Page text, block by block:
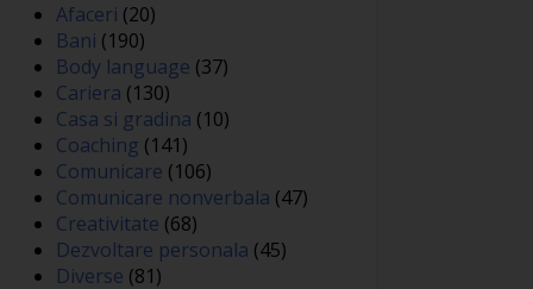
Afaceri (20)
Bani (190)
Body language (37)
Cariera (130)
Casa si gradina (10)
Coaching (141)
Comunicare (106)
Comunicare nonverbala (47)
Creativitate (68)
Dezvoltare personala (45)
Diverse (81)